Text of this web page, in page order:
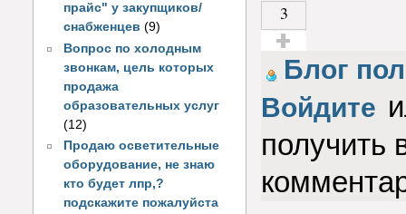
прайс" у закупщиков/
снабженцев (9)
Вопрос по холодным
звонкам, цель которых
продажа
образовательных услуг
(12)
Продаю осветительные
оборудование, не знаю
кто будет лпр,?
подскажите пожалуйста
3
Голос за!
Блог
Войдите
получить